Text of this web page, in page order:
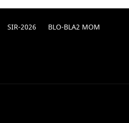
SIR-2026 BLO-BLA2 MOM